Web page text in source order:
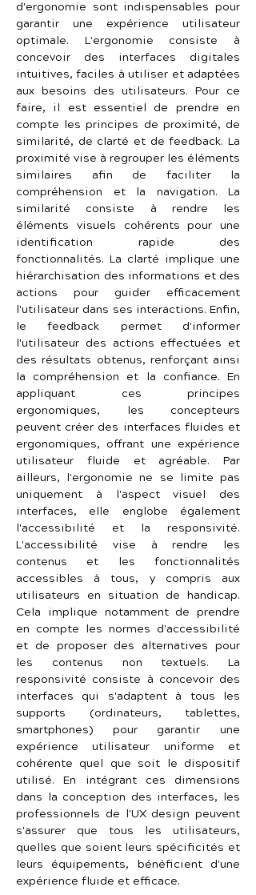
d'ergonomie sont indispensables pour
garantir une expérience utilisateur
optimale. L'ergonomie consiste à
concevoir des interfaces digitales
intuitives, faciles à utiliser et adaptées
aux besoins des utilisateurs. Pour ce
faire, il est essentiel de prendre en
compte les principes de proximité, de
similarité, de clarté et de feedback. La
proximité vise à regrouper les éléments
similaires afin de faciliter la
compréhension et la navigation. La
similarité consiste à rendre les
éléments visuels cohérents pour une
identification rapide des
fonctionnalités. La clarté implique une
hiérarchisation des informations et des
actions pour guider efficacement
l'utilisateur dans ses interactions. Enfin,
le feedback permet d'informer
l'utilisateur des actions effectuées et
des résultats obtenus, renforçant ainsi
la compréhension et la confiance. En
appliquant ces principes
ergonomiques, les concepteurs
peuvent créer des interfaces fluides et
ergonomiques, offrant une expérience
utilisateur fluide et agréable. Par
ailleurs, l'ergonomie ne se limite pas
uniquement à l'aspect visuel des
interfaces, elle englobe également
l'accessibilité et la responsivité.
L'accessibilité vise à rendre les
contenus et les fonctionnalités
accessibles à tous, y compris aux
utilisateurs en situation de handicap.
Cela implique notamment de prendre
en compte les normes d'accessibilité
et de proposer des alternatives pour
les contenus non textuels. La
responsivité consiste à concevoir des
interfaces qui s'adaptent à tous les
supports (ordinateurs, tablettes,
smartphones) pour garantir une
expérience utilisateur uniforme et
cohérente quel que soit le dispositif
utilisé. En intégrant ces dimensions
dans la conception des interfaces, les
professionnels de l'UX design peuvent
s'assurer que tous les utilisateurs,
quelles que soient leurs spécificités et
leurs équipements, bénéficient d'une
expérience fluide et efficace.